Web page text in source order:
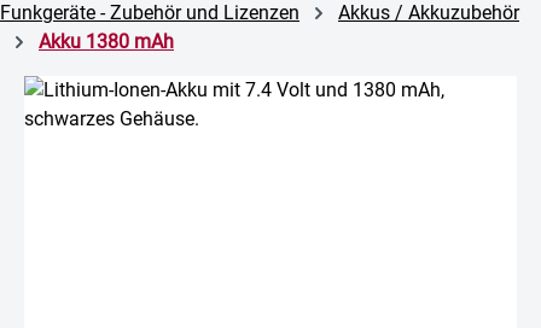
Funkgeräte - Zubehör und Lizenzen
Akkus / Akkuzubehör
Akku 1380 mAh
Bildergalerie überspringen